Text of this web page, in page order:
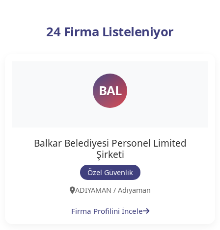
24 Firma Listeleniyor
BAL
Balkar Belediyesi Personel Limited
Şirketi
Özel Güvenlik
ADIYAMAN / Adıyaman
Firma Profilini İncele